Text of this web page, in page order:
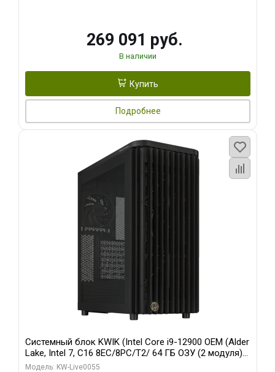
269 091 руб.
В наличии
Купить
Подробнее
Системный блок KWIK (Intel Core i9-12900 OEM (Alder
Lake, Intel 7, C16 8EC/8PC/T2/ 64 ГБ ОЗУ (2 модуля)/
MSI RTX5080 SHADOW 3X OC 16GB GDDR7 256bit 3xDP
Модель: KW-Live0055